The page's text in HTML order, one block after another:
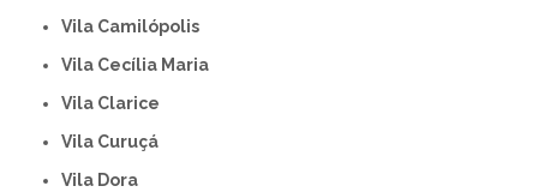
Vila Camilópolis
Vila Cecília Maria
Vila Clarice
Vila Curuçá
Vila Dora